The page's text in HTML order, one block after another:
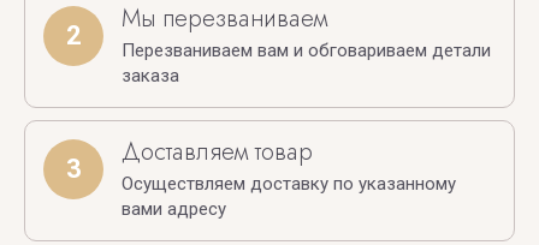
2 Мы перезваниваем
Перезваниваем вам и обговариваем детали
заказа
3 Доставляем товар
Осуществляем доставку по указанному
вами адресу